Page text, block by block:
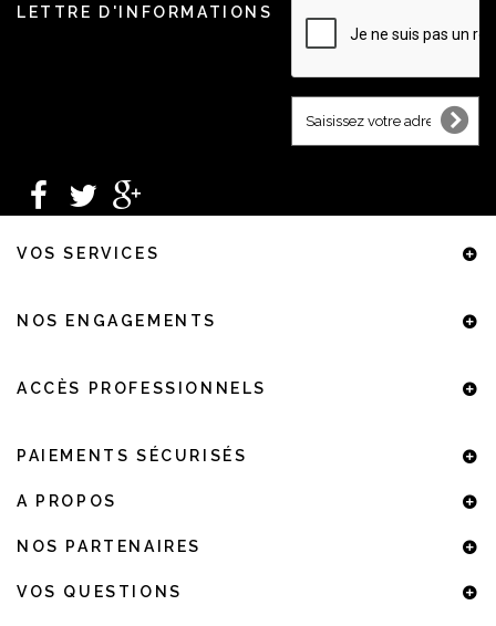
LETTRE D'INFORMATIONS
VOS SERVICES
NOS ENGAGEMENTS
ACCÈS PROFESSIONNELS
PAIEMENTS SÉCURISÉS
A PROPOS
NOS PARTENAIRES
VOS QUESTIONS